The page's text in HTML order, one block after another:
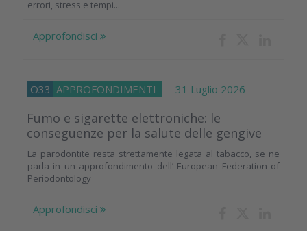
errori, stress e tempi...
Approfondisci
O33 APPROFONDIMENTI 31 Luglio 2026
Fumo e sigarette elettroniche: le
conseguenze per la salute delle gengive
La parodontite resta strettamente legata al tabacco, se ne
parla in un approfondimento dell’ European Federation of
Periodontology
Approfondisci